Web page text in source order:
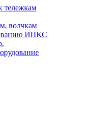
тележкам
волчкам
ИПКС